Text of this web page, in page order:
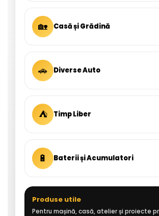
🏡 Casă și Grădină
🚗 Diverse Auto
⛺ Timp Liber
🔋 Baterii și Acumulatori
Produse utile
Pentru mașină, casă, atelier și proiecte